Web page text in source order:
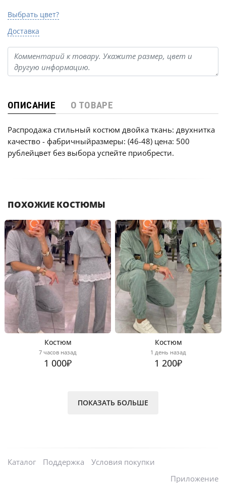
Выбрать цвет?
Доставка
ОПИСАНИЕ О ТОВАРЕ
Распродажа стильный костюм двойка ткань: двухнитка
качество - фабричныйразмеры: (46-48) цена: 500
рублейцвет без выбора успейте приобрести.
ПОХОЖИЕ КОСТЮМЫ
Костюм
7 часов назад
1 000₽
Костюм
1 день назад
1 200₽
ПОКАЗАТЬ БОЛЬШЕ
Каталог Поддержка
Условия покупки
Приложение